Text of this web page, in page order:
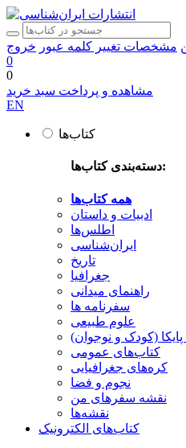
مشخصات تغییر کلمه عبور خروج
0
0
مشاهده و پرداخت سبد خرید
EN
کتاب‌ها
دسته‌بندی کتاب‌ها:
همه کتاب‌ها
ادبیات و داستان
اطلس‌ها
ایران‌شناسی
تاریخ
جغرافیا
راهنمای میدانی
سفرنامه‌ ها
علوم طبیعی
(کودک و نوجوان)
کتاب‌های عمومی
کره‌های جغرافیایی
نجوم و فضا
نقشه سفرهای من
نقشه‌ها
کتاب‌های الکترونیک